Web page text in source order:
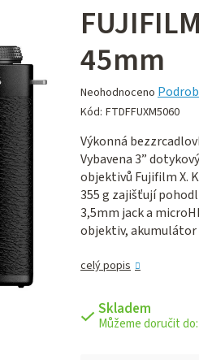
45mm
Průměrné
hodnocení
je
0,0
z 5
hvězdiček.
Neohodnoceno
Kód: FTDFFUXM5060
Výkonná
Vybavena 3”
objektivů Fujifilm X.
355 g zajišťují
3,5mm jack a
objektiv,
celý popis
Skladem